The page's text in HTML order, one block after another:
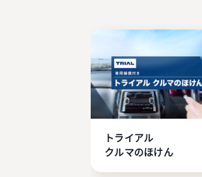
トライアル
クルマのほけん